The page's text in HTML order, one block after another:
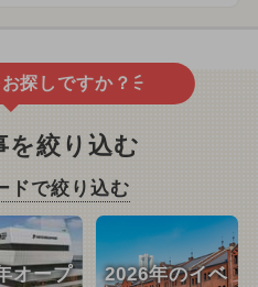
探しですか？
を絞り込む
ドで絞り込む
オープ
2026年のイベ